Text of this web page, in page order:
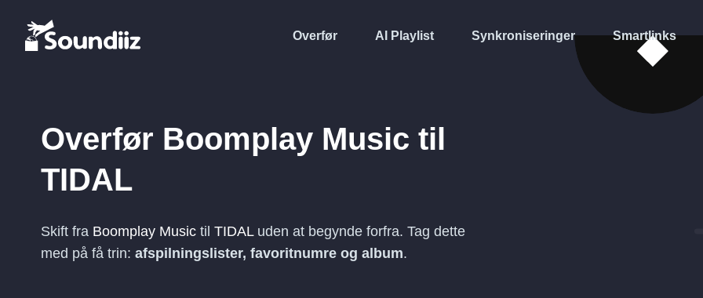
Overfør AI Playlist Synkroniseringer Smartlinks
Overfør Boomplay Music til
TIDAL
Skift fra Boomplay Music til TIDALuden at begynde forfra. Tag dette
med på få trin: afspilningslister, favoritnumre og album.